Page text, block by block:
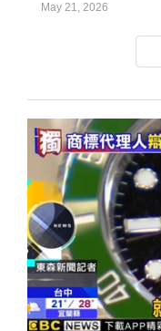
May 21, 2026